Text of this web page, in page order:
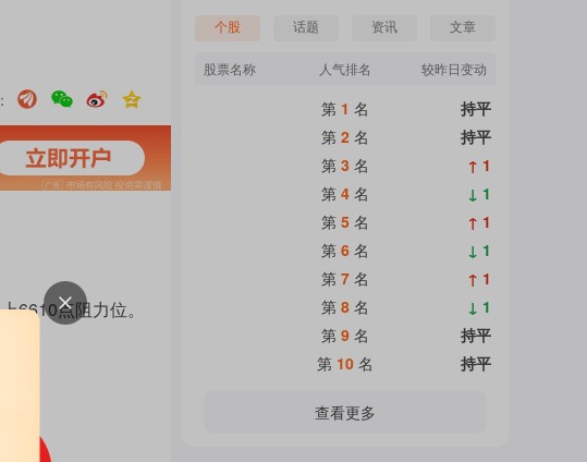
吧
热
6610点阻力位。
个股 话题 资讯 文章
股票名称 人气排名 较昨日变动
第 1 名
持平
第 2 名
持平
第 3 名
↑ 1
第 4 名
↓ 1
第 5 名
↑ 1
第 6 名
↓ 1
第 7 名
↑ 1
第 8 名
↓ 1
第 9 名
持平
第 10 名 持平
查看更多